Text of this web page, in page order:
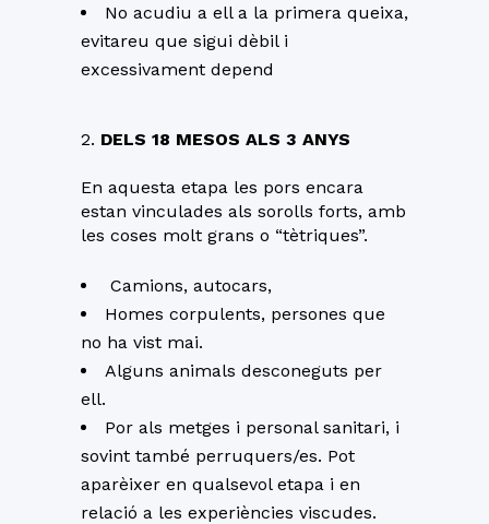
No acudiu a ell a la primera queixa,
evitareu que sigui dèbil i
excessivament depend
2. DELS 18 MESOS ALS 3 ANYS
En aquesta etapa les pors encara
estan vinculades als sorolls forts, amb
les coses molt grans o “tètriques”.
Camions, autocars,
Homes corpulents, persones que
no ha vist mai.
Alguns animals desconeguts per
ell.
Por als metges i personal sanitari, i
sovint també perruquers/es. Pot
aparèixer en qualsevol etapa i en
relació a les experiències viscudes.